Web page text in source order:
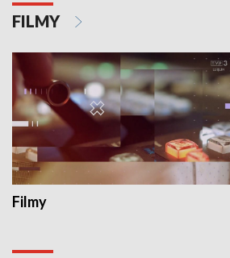
FILMY
Filmy